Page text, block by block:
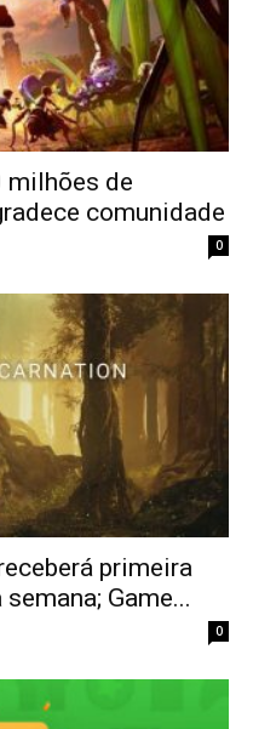
milhões de
comunidade
0
primeira
Game...
0